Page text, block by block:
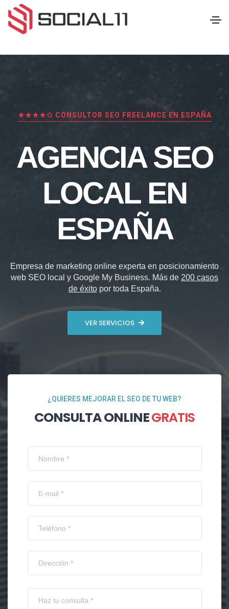
★★★★✩ CONSULTOR SEO FREELANCE EN ESPAÑA
AGENCIA SEO
LOCAL EN
ESPAÑA
Empresa de marketing online experta en posicionamiento
web SEO local y Google My Business. Más de 200 casos
de éxitopor toda España.
VER SERVICIOS
¿QUIERES MEJORAR EL SEO DE TU WEB?
CONSULTA ONLINEGRATIS